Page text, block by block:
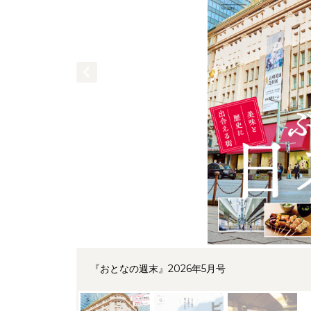
『おとなの週末』2026年5月号